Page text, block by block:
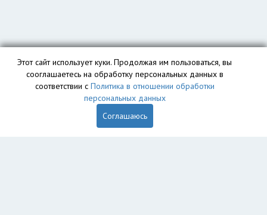
Этот сайт использует куки. Продолжая им пользоваться, вы
сооглашаетесь на обработку персональных данных в
соответствии с Политика в отношении обработки
персональных данных
Соглашаюсь